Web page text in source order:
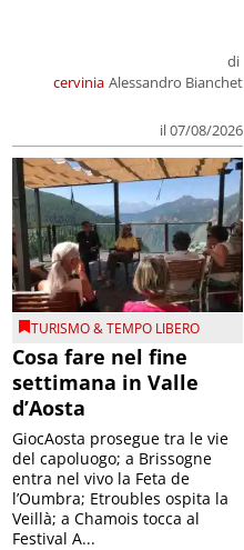
cervinia
di
Alessandro Bianchet
il 07/08/2026
TURISMO & TEMPO LIBERO
Cosa fare nel fine
settimana in Valle
d’Aosta
GiocAosta prosegue tra le vie
del capoluogo; a Brissogne
entra nel vivo la Feta de
l’Oumbra; Etroubles ospita la
Veillà; a Chamois tocca al
Festival A...